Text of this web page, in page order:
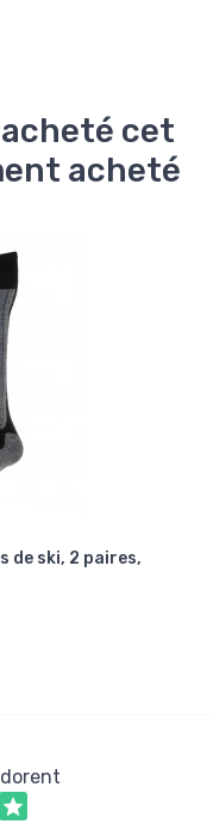
cet
acheté
de ski, 2 paires,